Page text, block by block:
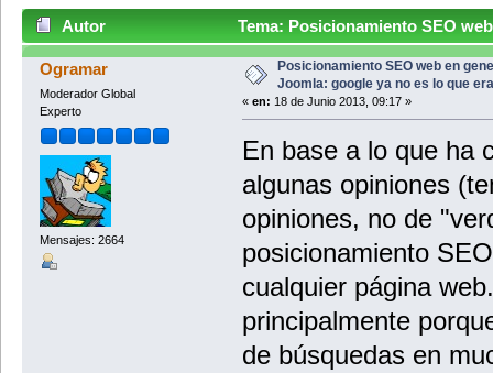
Autor
Tema: Posicionamiento SEO
era (Leído 12398 veces)
Ogramar
Moderador Global
Experto
Mensajes: 2664
Posicionamiento SEO web en
Joomla: google ya no es lo que era
« en: 18 de Junio 2013, 09:17 »
En base a lo que ha
algunas opiniones
opiniones, no de
posicionamiento
cualquier página
principalmente
de búsquedas en